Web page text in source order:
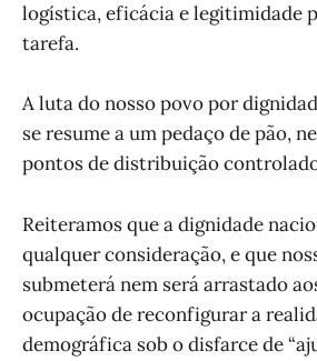
logística, eficácia e legitimidade
tarefa.
A luta do nosso povo por
se resume a um pedaço de pão,
pontos de distribuição
Reiteramos que a dignidade
qualquer consideração, e que
submeterá nem será arrastado
ocupação de reconfigurar a
demográfica sob o disfarce de